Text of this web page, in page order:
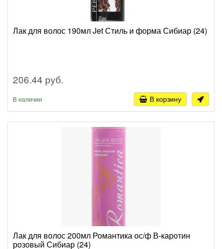
Лак для волос 190мл Jet Стиль и форма Сибиар (24)
206.44 руб.
В наличии В корзину
Лак для волос 200мл Романтика ос/ф В-каротин
розовый Сибиар (24)